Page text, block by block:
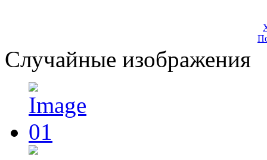
Случайные изображения